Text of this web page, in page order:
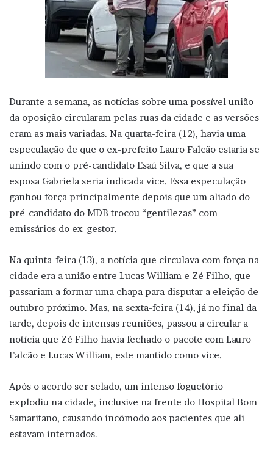
Durante a semana, as notícias sobre uma possível união
da oposição circularam pelas ruas da cidade e as versões
eram as mais variadas. Na quarta-feira (12), havia uma
especulação de que o ex-prefeito Lauro Falcão estaria se
unindo com o pré-candidato Esaú Silva, e que a sua
esposa Gabriela seria indicada vice. Essa especulação
ganhou força principalmente depois que um aliado do
pré-candidato do MDB trocou “gentilezas” com
emissários do ex-gestor.
Na quinta-feira (13), a notícia que circulava com força na
cidade era a união entre Lucas William e Zé Filho, que
passariam a formar uma chapa para disputar a eleição de
outubro próximo. Mas, na sexta-feira (14), já no final da
tarde, depois de intensas reuniões, passou a circular a
notícia que Zé Filho havia fechado o pacote com Lauro
Falcão e Lucas William, este mantido como vice.
Após o acordo ser selado, um intenso foguetório
explodiu na cidade, inclusive na frente do Hospital Bom
Samaritano, causando incômodo aos pacientes que ali
estavam internados.